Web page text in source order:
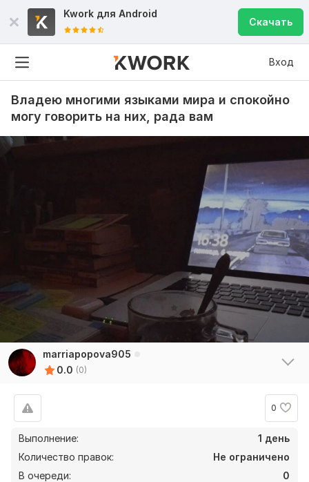
Kwork для Android
Скачать
Вход
Владею многими языками мира и спокойно
могу говорить на них, рада вам
marriapopova905
0.0 (0)
0
Выполнение:
1 день
Количество правок:
Не ограничено
В очереди:
0